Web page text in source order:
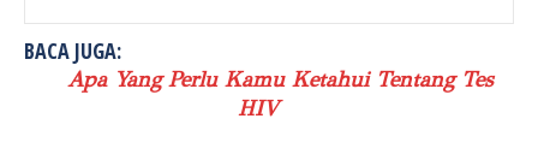
BACA JUGA:
Apa Yang Perlu Kamu Ketahui Tentang Tes
HIV